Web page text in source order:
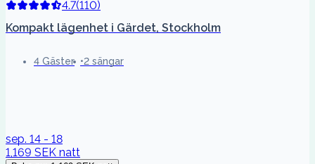
4.7(110)
Kompakt lägenhet i Gärdet, Stockholm
4 Gäster 2 sängar
sep. 14 - 18
1,169 SEK natt